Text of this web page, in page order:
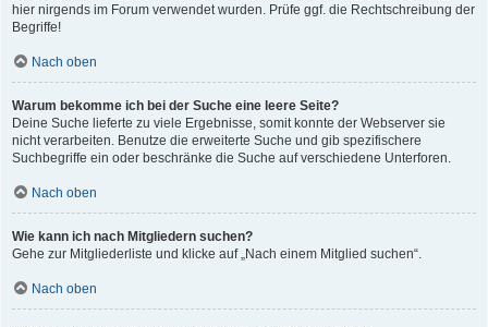
hier nirgends im Forum verwendet wurden. Prüfe ggf. die Rechtschreibung der
Begriffe!
Nach oben
Warum bekomme ich bei der Suche eine leere Seite?
Deine Suche lieferte zu viele Ergebnisse, somit konnte der Webserver sie
nicht verarbeiten. Benutze die erweiterte Suche und gib spezifischere
Suchbegriffe ein oder beschränke die Suche auf verschiedene Unterforen.
Nach oben
Wie kann ich nach Mitgliedern suchen?
Gehe zur Mitgliederliste und klicke auf „Nach einem Mitglied suchen“.
Nach oben